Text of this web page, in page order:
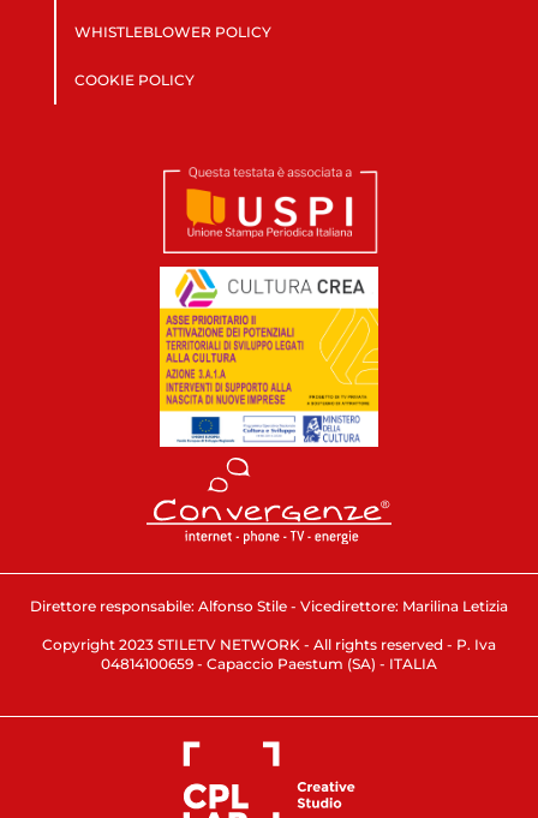
WHISTLEBLOWER POLICY
COOKIE POLICY
Direttore responsabile: Alfonso Stile - Vicedirettore: Marilina Letizia
Copyright 2023 STILETV NETWORK - All rights reserved - P. Iva
04814100659 - Capaccio Paestum (SA) - ITALIA